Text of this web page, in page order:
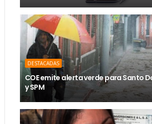
DESTACADAS
COE emite alerta verde para Santo
y SPM